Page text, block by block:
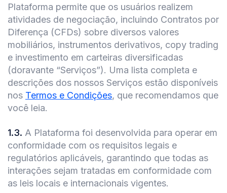
Plataforma permite que os usuários realizem
atividades de negociação, incluindo Contratos por
Diferença (CFDs) sobre diversos valores
mobiliários, instrumentos derivativos, copy trading
e investimento em carteiras diversificadas
(doravante “Serviços”). Uma lista completa e
descrições dos nossos Serviços estão disponíveis
nos Termos e Condições, que recomendamos que
você leia.
1.3. A Plataforma foi desenvolvida para operar em
conformidade com os requisitos legais e
regulatórios aplicáveis, garantindo que todas as
interações sejam tratadas em conformidade com
as leis locais e internacionais vigentes.